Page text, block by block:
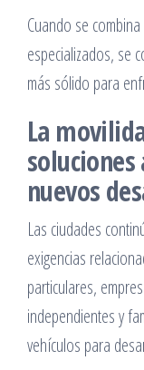
Cuando se
especializados, se
más sólido para
La
nuevos
Las ciudades
exigencias
particulares,
independientes y
vehículos para